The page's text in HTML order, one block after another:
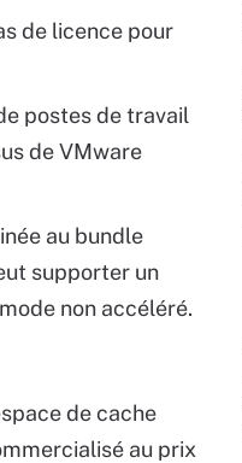
de licence pour
postes de travail
de VMware
au bundle
supporter un
non accéléré.
de cache
au prix